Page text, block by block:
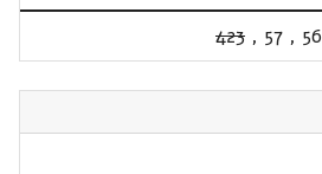
56
,
57
,
423